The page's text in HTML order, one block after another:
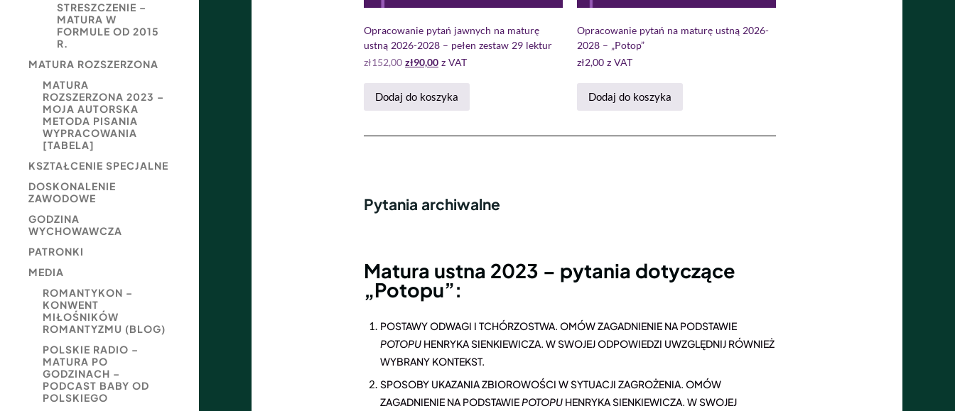
STRESZCZENIE –
MATURA W
FORMULE OD 2015
R.
MATURA ROZSZERZONA
MATURA
ROZSZERZONA 2023 –
MOJA AUTORSKA
METODA PISANIA
WYPRACOWANIA
[TABELA]
KSZTAŁCENIE SPECJALNE
DOSKONALENIE
ZAWODOWE
GODZINA
WYCHOWAWCZA
PATRONKI
MEDIA
ROMANTYKON –
KONWENT
MIŁOŚNIKÓW
ROMANTYZMU (BLOG)
POLSKIE RADIO –
MATURA PO
GODZINACH –
PODCAST BABY OD
POLSKIEGO
Opracowanie pytań jawnych na maturę
ustną 2026-2028 – pełen zestaw 29 lektur
zł152,00 zł90,00 z VAT
Dodaj do koszyka
Opracowanie pytań na maturę ustną 2026-
2028 – „Potop”
zł2,00 z VAT
Dodaj do koszyka
Pytania archiwalne
Matura ustna 2023 – pytania dotyczące
„Potopu”:
POSTAWY ODWAGI I TCHÓRZOSTWA. OMÓW ZAGADNIENIE NA PODSTAWIE
POTOPUHENRYKA SIENKIEWICZA. W SWOJEJ ODPOWIEDZI UWZGLĘDNIJ RÓWNIEŻ
WYBRANY KONTEKST.
SPOSOBY UKAZANIA ZBIOROWOŚCI W SYTUACJI ZAGROŻENIA. OMÓW
ZAGADNIENIE NA PODSTAWIEPOTOPUHENRYKA SIENKIEWICZA. W SWOJEJ